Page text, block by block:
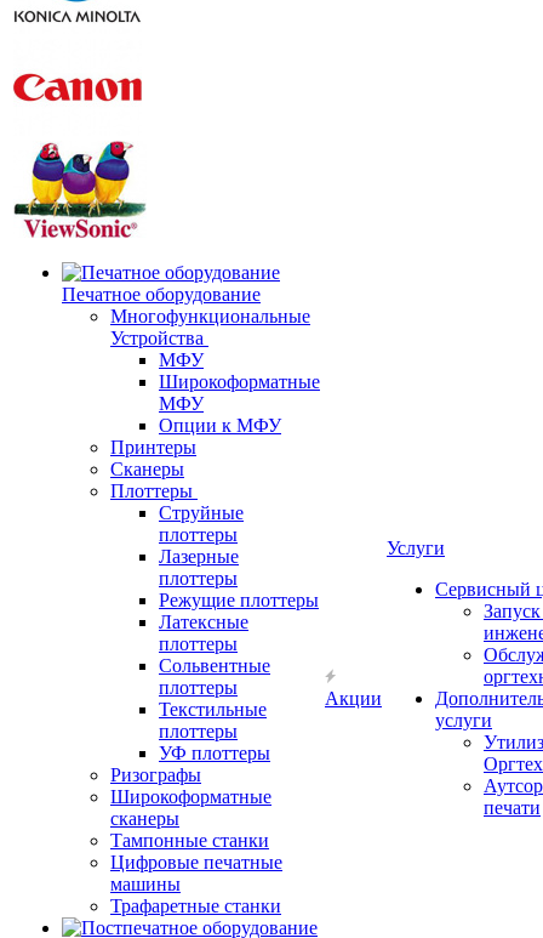
Печатное оборудование
Многофункциональные
Устройства
МФУ
Широкоформатные
МФУ
Опции к МФУ
Принтеры
Сканеры
Плоттеры
Струйные
плоттеры
Лазерные
плоттеры
Режущие плоттеры
Латексные
плоттеры
Сольвентные
плоттеры
Текстильные
плоттеры
УФ плоттеры
Ризографы
Широкоформатные
сканеры
Тампонные станки
Цифровые печатные
машины
Трафаретные станки
Акции
Услуги
Сервисный
услуги
печати